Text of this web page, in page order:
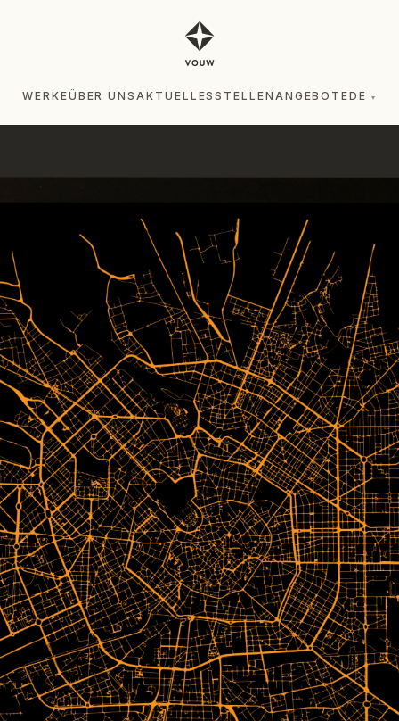
WERKEÜBER UNSAKTUELLESSTELLENANGEBOTEDE ▾